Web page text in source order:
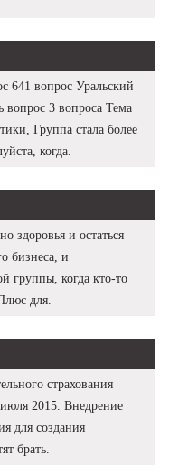
641 вопрос Уральский
вопрос 3 вопроса Тема
Группа стала более
когда.
здоровья и остаться
бизнеса, и
группы, когда кто-то
для.
страхования
2015. Внедрение
для создания
брать.